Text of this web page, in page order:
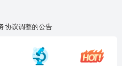
协议调整的公告